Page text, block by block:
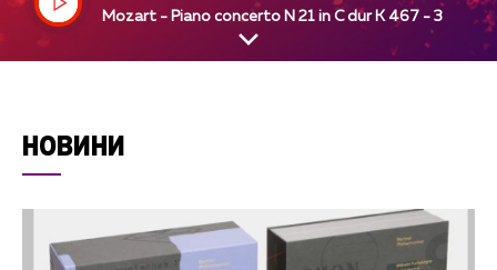
r, Carlo Maria Giulini, dir
Mozart - Piano concerto N 21 in C dur K 467 - 3
НОВИНИ